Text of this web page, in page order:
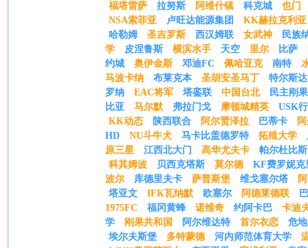
福塔雷萨
拉努斯 阿维什镇 科克城
也门
NSA索菲亚
卢旺达能源集团
KK赫拉克利亚
哈勒姆
圣吉罗斯 西汉姆联 女武神
民族
学
皮涅鲁斯 横滨水手 天空 里尔 比萨
约城
奥伊金斯 邓迪FC 佩哈亚克 南特
马波卡纳
布莱克本 圣胡安圣马丁
特尔斯达
罗纳
EAC将军 塔銮联 中国台北
民主刚果
比亚
马尔默 弗拉门戈 摩顿城精英
USK
KK动态
陕西联合 阿尔贾泽拉 巴蒂卡
HD
NU斗牛犬 马卡比盖德罗特 拓殖大学
原三星
江西北大门 高华尤夫卡
帕尔杜比斯
科其姆波
贝西克塔斯 莫尔德
KF费罗妮克
波尔
库德里夫卡 萨普斯堡 维戈塞尔塔
塔亚文
IFK瓦纳默 欧塞尔 阿德莱德联
1975FC
福冈黄蜂 诺维奇 约阿卡巴
卡迪
学
刚果共和国 阿尔维达特 首尔衣恋
危
埃尔夫斯堡
多特蒙德 河内师范体育大学